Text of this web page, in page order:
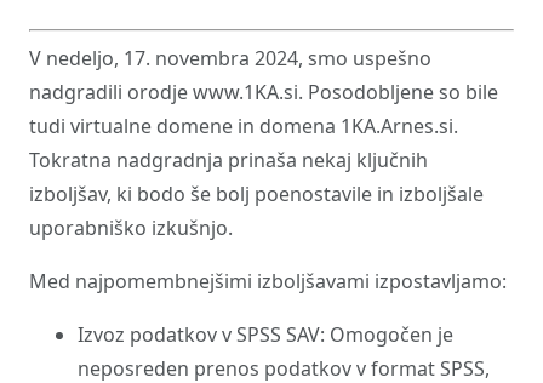
V nedeljo, 17. novembra 2024, smo uspešno
nadgradili orodje www.1KA.si. Posodobljene so bile
tudi virtualne domene in domena 1KA.Arnes.si.
Tokratna nadgradnja prinaša nekaj ključnih
izboljšav, ki bodo še bolj poenostavile in izboljšale
uporabniško izkušnjo.
Med najpomembnejšimi izboljšavami izpostavljamo:
Izvoz podatkov v SPSS SAV: Omogočen je
neposreden prenos podatkov v format SPSS,